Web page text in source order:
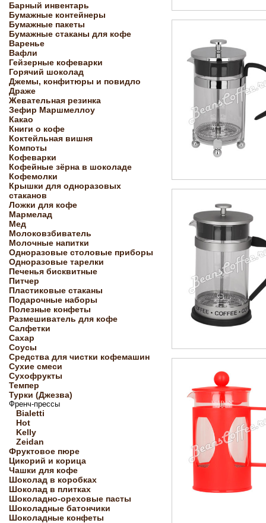
Барный инвентарь
Бумажные контейнеры
Бумажные пакеты
Бумажные стаканы для кофе
Варенье
Вафли
Гейзерные кофеварки
Горячий шоколад
Джемы, конфитюры и повидло
Драже
Жевательная резинка
Зефир Маршмеллоу
Какао
Книги о кофе
Коктейльная вишня
Компоты
Кофеварки
Кофейные зёрна в шоколаде
Кофемолки
Крышки для одноразовых
стаканов
Ложки для кофе
Мармелад
Мед
Молоковзбиватель
Молочные напитки
Одноразовые столовые приборы
Одноразовые тарелки
Печенья бисквитные
Питчер
Пластиковые стаканы
Подарочные наборы
Полезные конфеты
Размешиватель для кофе
Салфетки
Сахар
Соусы
Средства для чистки кофемашин
Сухие смеси
Сухофрукты
Темпер
Турки (Джезва)
Френч-прессы
Bialetti
Hot
Kelly
Zeidan
Фруктовое пюре
Цикорий и корица
Чашки для кофе
Шоколад в коробках
Шоколад в плитках
Шоколадно-ореховые пасты
Шоколадные батончики
Шоколадные конфеты